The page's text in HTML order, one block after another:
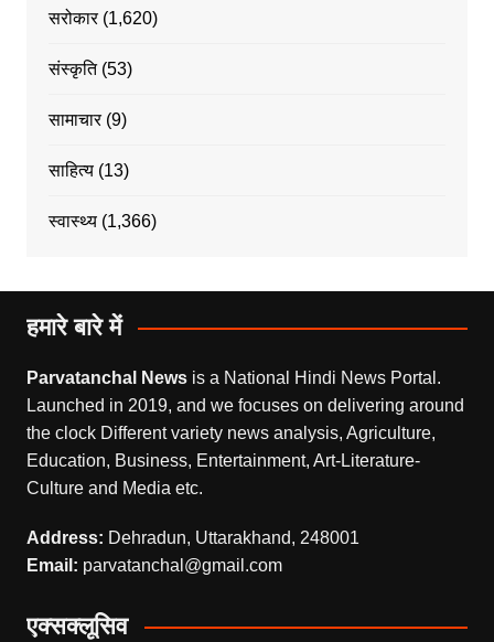
सरोकार(1,620)
संस्कृति(53)
सामाचार(9)
साहित्य(13)
स्वास्थ्य(1,366)
हमारे बारे में
Parvatanchal Newsis a National Hindi News Portal.
Launched in 2019, and we focuses on delivering around
the clock Different variety news analysis, Agriculture,
Education, Business, Entertainment, Art-Literature-
Culture and Media etc.
Address: Dehradun, Uttarakhand, 248001
Email: parvatanchal@gmail.com
एक्सक्लूसिव